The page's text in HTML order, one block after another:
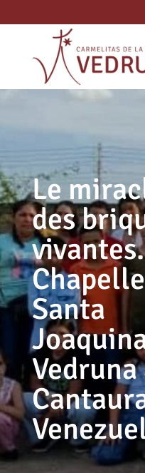
Le
des
vivantes.
Chapelle
Santa
Vedruna